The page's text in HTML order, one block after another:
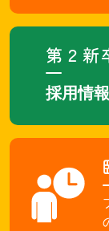
第２新
採用情報